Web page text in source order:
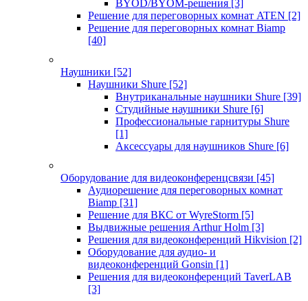
BYOD/BYOM-решения [3]
Решение для переговорных комнат ATEN [2]
Решение для переговорных комнат Biamp
[40]
Наушники [52]
Наушники Shure [52]
Внутриканальные наушники Shure [39]
Студийные наушники Shure [6]
Профессиональные гарнитуры Shure
[1]
Аксессуары для наушников Shure [6]
Оборудование для видеоконференцсвязи [45]
Аудиорешение для переговорных комнат
Biamp [31]
Решение для ВКС от WyreStorm [5]
Выдвижные решения Arthur Holm [3]
Решения для видеоконференций Hikvision [2]
Оборудование для аудио- и
видеоконференций Gonsin [1]
Решения для видеоконференций TaverLAB
[3]